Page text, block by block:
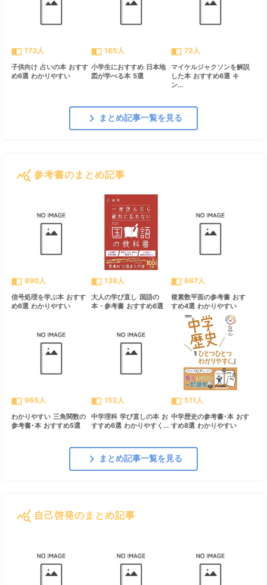
import_contacts 173人
子供向け 占いの本 おすす
め6選 わかりやすい
import_contacts 165人
小学生におすすめ 日本地
図が学べる本 5選
import_contacts 72人
マイケルジャクソンを解説
した本 おすすめ6選 キ
ン...
chevron_right まとめ記事一覧を見る
query_stats 参考書のまとめ記事
import_contacts 890人
信号処理を学ぶ本 おすす
め6選 わかりやすい
import_contacts 138人
大人の学び直し 国語の
本・参考書 おすすめ6選
import_contacts 687人
複素数平面の参考書 おす
すめ4選 わかりやすい
import_contacts 965人
わかりやすい 三角関数の
参考書･本 おすすめ5選
import_contacts 152人
中学理科 学び直しの本 お
すすめ6選 わかりやすく...
import_contacts 511人
中学歴史の参考書･本 おす
すめ8選 わかりやすい
chevron_right まとめ記事一覧を見る
query_stats 自己啓発のまとめ記事